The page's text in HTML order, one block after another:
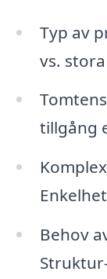
Typ av
vs.
tillgång
Behov